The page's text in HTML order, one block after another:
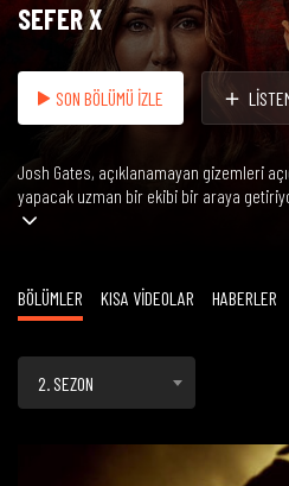
SEFER X
SON BÖLÜMÜ İZLE
Josh Gates, açıklanamayan gizemleri
yapacak uzman bir ekibi bir araya
BÖLÜMLER KISA VİDEOLAR HABERLER
2. SEZON